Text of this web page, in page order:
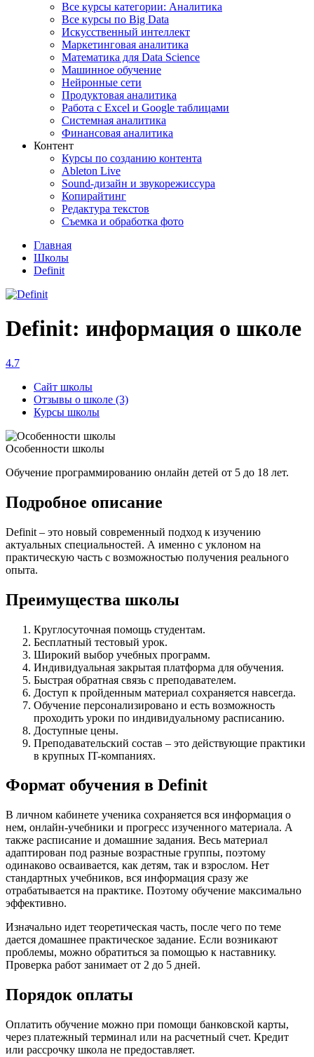
Все курсы категории: Аналитика
Все курсы по Big Data
Искусственный интеллект
Маркетинговая аналитика
Математика для Data Science
Машинное обучение
Нейронные сети
Продуктовая аналитика
Работа с Excel и Google таблицами
Системная аналитика
Финансовая аналитика
Контент
Курсы по созданию контента
Ableton Live
Sound-дизайн и звукорежиссура
Копирайтинг
Редактура текстов
Съемка и обработка фото
Главная
Школы
Definit
Definit: информация о школе
4.7
Сайт школы
Отзывы о школе (3)
Курсы школы
Особенности школы
Обучение программированию онлайн детей от 5 до 18 лет.
Подробное описание
Definit – это новый современный подход к изучению
актуальных специальностей. А именно с уклоном на
практическую часть с возможностью получения реального
опыта.
Преимущества школы
Круглосуточная помощь студентам.
Бесплатный тестовый урок.
Широкий выбор учебных программ.
Индивидуальная закрытая платформа для обучения.
Быстрая обратная связь с преподавателем.
Доступ к пройденным материал сохраняется навсегда.
Обучение персонализировано и есть возможность
проходить уроки по индивидуальному расписанию.
Доступные цены.
Преподавательский состав – это действующие практики
в крупных IT-компаниях.
Формат обучения в Definit
В личном кабинете ученика сохраняется вся информация о
нем, онлайн-учебники и прогресс изученного материала. А
также расписание и домашние задания. Весь материал
адаптирован под разные возрастные группы, поэтому
одинаково осваивается, как детям, так и взрослом. Нет
стандартных учебников, вся информация сразу же
отрабатывается на практике. Поэтому обучение максимально
эффективно.
Изначально идет теоретическая часть, после чего по теме
дается домашнее практическое задание. Если возникают
проблемы, можно обратиться за помощью к наставнику.
Проверка работ занимает от 2 до 5 дней.
Порядок оплаты
Оплатить обучение можно при помощи банковской карты,
через платежный терминал или на расчетный счет. Кредит
или рассрочку школа не предоставляет.